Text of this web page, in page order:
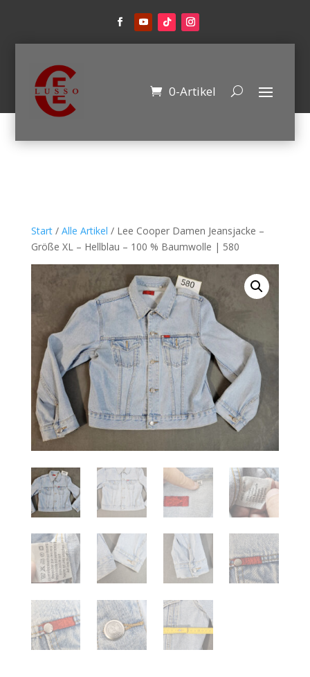
0-Artikel
Start/ Alle Artikel / Lee Cooper Damen Jeansjacke –
Größe XL – Hellblau – 100 % Baumwolle | 580